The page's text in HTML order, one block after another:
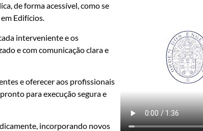
de forma acessível, como se
Edifícios.
interveniente e os
e com comunicação clara e
e oferecer aos profissionais
para execução segura e
incorporando novos